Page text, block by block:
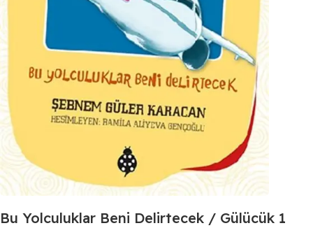
Bu Yolculuklar Beni Delirtecek / Gülücük 1